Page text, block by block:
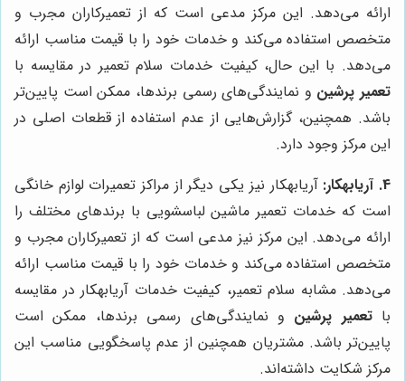
ارائه می‌دهد. این مرکز مدعی است که از تعمیرکاران مجرب و
متخصص استفاده می‌کند و خدمات خود را با قیمت مناسب ارائه
می‌دهد. با این حال، کیفیت خدمات سلام تعمیر در مقایسه با
تعمیر پرشین و نمایندگی‌های رسمی برندها، ممکن است پایین‌تر
باشد. همچنین، گزارش‌هایی از عدم استفاده از قطعات اصلی در
این مرکز وجود دارد.
4. آریابهکار:
آریابهکار نیز یکی دیگر از مراکز تعمیرات لوازم خانگی
است که خدمات تعمیر ماشین لباسشویی با برندهای مختلف را
ارائه می‌دهد. این مرکز نیز مدعی است که از تعمیرکاران مجرب و
متخصص استفاده می‌کند و خدمات خود را با قیمت مناسب ارائه
می‌دهد. مشابه سلام تعمیر، کیفیت خدمات آریابهکار در مقایسه
باتعمیر پرشین و نمایندگی‌های رسمی برندها، ممکن است
پایین‌تر باشد. مشتریان همچنین از عدم پاسخگویی مناسب این
مرکز شکایت داشته‌اند.